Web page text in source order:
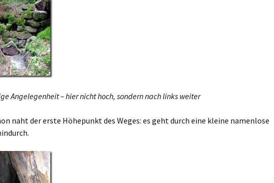
Angelegenheit – hier nicht hoch, sondern nach links weiter
naht der erste Höhepunkt des Weges: es geht durch eine kleine namenlose